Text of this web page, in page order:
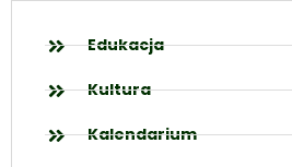
Edukacja
Kultura
Kalendarium